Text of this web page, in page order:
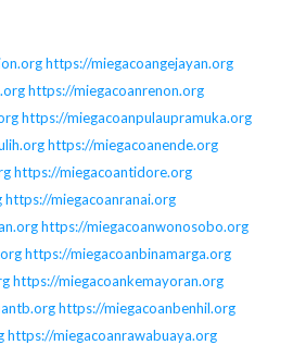
https://miegacoangejayan.org
https://miegacoanrenon.org
https://miegacoanpulaupramuka.org
https://miegacoanende.org
https://miegacoantidore.org
https://miegacoanranai.org
https://miegacoanwonosobo.org
https://miegacoanbinamarga.org
https://miegacoankemayoran.org
https://miegacoanbenhil.org
https://miegacoanrawabuaya.org